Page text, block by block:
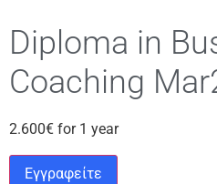
Diploma in
Coaching
2.600€ for 1 year
Εγγραφείτε